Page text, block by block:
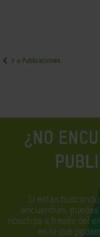
Ir a Publicaciones
¿NO
Si estás
encuentras,
nosotros a través del
en lo que